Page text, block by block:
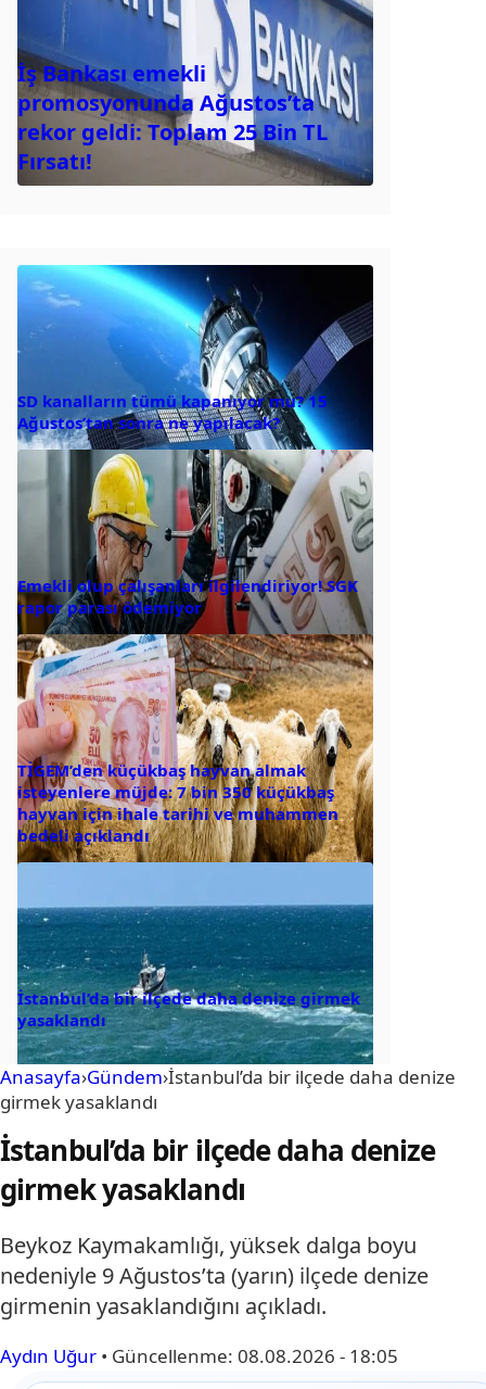
İş Bankası emekli
promosyonunda Ağustos’ta
rekor geldi: Toplam 25 Bin TL
Fırsatı!
SD kanalların tümü kapanıyor mu? 15
Ağustos’tan sonra ne yapılacak?
Emekli olup çalışanları ilgilendiriyor! SGK
rapor parası ödemiyor
TİGEM’den küçükbaş hayvan almak
isteyenlere müjde: 7 bin 350 küçükbaş
hayvan için ihale tarihi ve muhammen
bedeli açıklandı
İstanbul’da bir ilçede daha denize girmek
yasaklandı
Anasayfa›Gündem›İstanbul’da bir ilçede daha denize
girmek yasaklandı
İstanbul’da bir ilçede daha denize
girmek yasaklandı
Beykoz Kaymakamlığı, yüksek dalga boyu
nedeniyle 9 Ağustos’ta (yarın) ilçede denize
girmenin yasaklandığını açıkladı.
Aydın Uğur • Güncellenme: 08.08.2026 - 18:05